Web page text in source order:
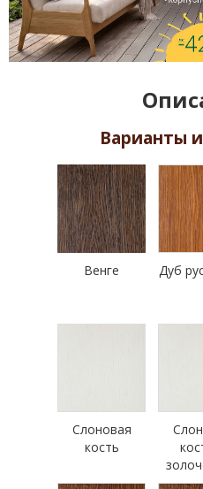
Варианты
Венге Дуб
Слоновая
кость